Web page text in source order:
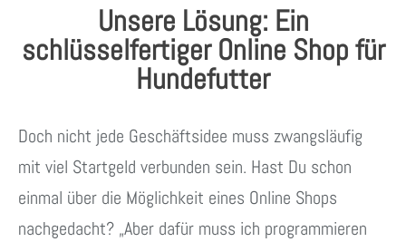
Unsere Lösung: Ein
schlüsselfertiger Online Shop für
Hundefutter
Doch nicht jede Geschäftsidee muss zwangsläufig
mit viel Startgeld verbunden sein. Hast Du schon
einmal über die Möglichkeit eines Online Shops
nachgedacht? „Aber dafür muss ich programmieren